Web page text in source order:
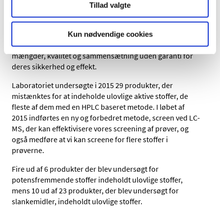
Tillad valgte
Kun nødvendige cookies
Ulovlig nethandel med lægemidler og andre
sundhedsprodukter kan udgøre en betydelig
sundhedsrisiko for forbrugerne. Produkterne kan
indeholde aktive lægemiddelstoffer i forskellige
mængder, kvalitet og sammensætning uden garanti for
deres sikkerhed og effekt.
Laboratoriet undersøgte i 2015 29 produkter, der
mistænktes for at indeholde ulovlige aktive stoffer, de
fleste af dem med en HPLC baseret metode. I løbet af
2015 indførtes en ny og forbedret metode, screen ved LC-
MS, der kan effektivisere vores screening af prøver, og
også medføre at vi kan screene for flere stoffer i
prøverne.
Fire ud af 6 produkter der blev undersøgt for
potensfremmende stoffer indeholdt ulovlige stoffer,
mens 10 ud af 23 produkter, der blev undersøgt for
slankemidler, indeholdt ulovlige stoffer.